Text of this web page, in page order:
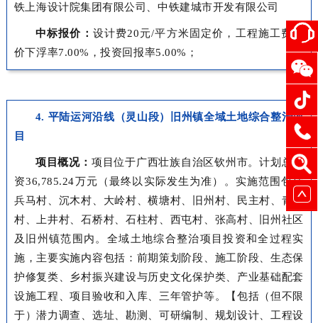
铁上海设计院集团有限公司、中铁建城市开发有限公司
中标报价： 设计费20元/平方米固定价，工程施工费报
价下浮率7.00%，投资回报率5.00%；
4. 平陆运河沿线（灵山段）旧州镇全域土地综合整治项
目
项目概况： 项目位于广西壮族自治区钦州市。计划总投
资36,785.24万元（最终以实际发生为准）。实施范围包括
兵马村、沉木村、大岭村、横塘村、旧州村、民主村、青松
村、上井村、石桥村、石柱村、西屯村、张高村、旧州社区
及旧州镇范围内。全域土地综合整治项目投资和全过程实
施，主要实施内容包括：前期策划阶段、施工阶段、生态保
护修复类、乡村振兴建设与历史文化保护类、产业基础配套
设施工程、项目验收和入库、三年管护等。【包括（但不限
于）潜力调查、选址、勘测、可研编制、规划设计、工程设